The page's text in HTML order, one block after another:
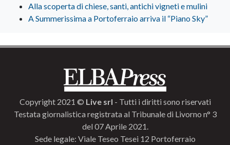
Alla scoperta di chiese, santi, antichi vigneti e mulini
A Summerissima a Portoferraio arriva il “Piano Sky”
Copyright 2021 © Live srl - Tutti i diritti sono riservati
Testata giornalistica registrata al Tribunale di Livorno n° 3
del 07 Aprile 2021.
Sede legale: Viale Teseo Tesei 12 Portoferraio